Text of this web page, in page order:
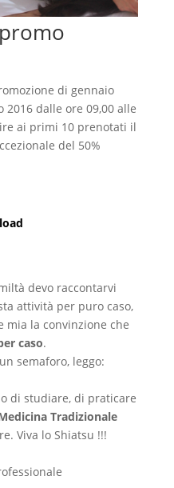
di gennaio
2016 dalle ore 09,00 alle
ai primi 10 prenotati il
del 50%
devo raccontarvi
attività per puro caso,
mia la convinzione che
caso.
semaforo, leggo:
di studiare, di praticare
Tradizionale
Viva lo Shiatsu !!!